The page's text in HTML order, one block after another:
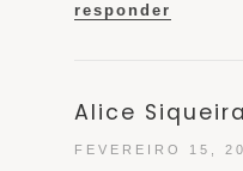
responder
Alice Siqueira
FEVEREIRO 15,